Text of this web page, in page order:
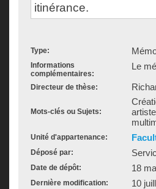
itinérance.
Type:
Informations
complémentaires:
Le
Directeur de thèse:
Mots-clés ou Sujets:
Unité d'appartenance:
Déposé par:
Date de dépôt: 18
Dernière modification: 10